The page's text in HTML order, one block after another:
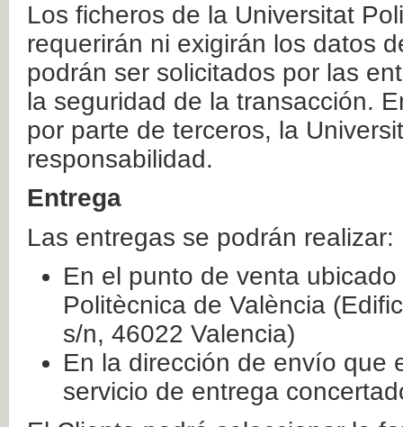
Los ficheros de la Universitat
requerirán ni exigirán los datos
podrán ser solicitados por las
la seguridad de la transacción.
por parte de terceros, la
responsabilidad.
Entrega
Las entregas se podrán realizar:
En el punto de venta
Politècnica de València
s/n, 46022 Valencia)
En la dirección de envío que
servicio de entrega